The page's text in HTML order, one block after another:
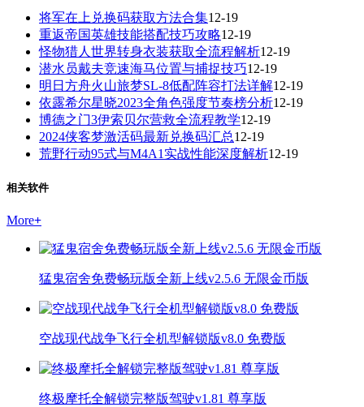
将军在上兑换码获取方法合集12-19
重返帝国英雄技能搭配技巧攻略12-19
怪物猎人世界转身衣装获取全流程解析12-19
潜水员戴夫竞速海马位置与捕捉技巧12-19
明日方舟火山旅梦SL-8低配阵容打法详解12-19
依露希尔星晓2023全角色强度节奏榜分析12-19
博德之门3伊索贝尔营救全流程教学12-19
2024侠客梦激活码最新兑换码汇总12-19
荒野行动95式与M4A1实战性能深度解析12-19
相关软件
More+
猛鬼宿舍免费畅玩版全新上线v2.5.6 无限金币版
空战现代战争飞行全机型解锁版v8.0 免费版
终极摩托全解锁完整版驾驶v1.81 尊享版